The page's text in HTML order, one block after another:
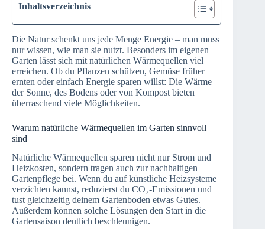
Inhaltsverzeichnis
Die Natur schenkt uns jede Menge Energie – man muss
nur wissen, wie man sie nutzt. Besonders im eigenen
Garten lässt sich mit natürlichen Wärmequellen viel
erreichen. Ob du Pflanzen schützen, Gemüse früher
ernten oder einfach Energie sparen willst: Die Wärme
der Sonne, des Bodens oder von Kompost bieten
überraschend viele Möglichkeiten.
Warum natürliche Wärmequellen im Garten sinnvoll
sind
Natürliche Wärmequellen sparen nicht nur Strom und
Heizkosten, sondern tragen auch zur nachhaltigen
Gartenpflege bei. Wenn du auf künstliche Heizsysteme
verzichten kannst, reduzierst du CO₂-Emissionen und
tust gleichzeitig deinem Gartenboden etwas Gutes.
Außerdem können solche Lösungen den Start in die
Gartensaison deutlich beschleunigen.